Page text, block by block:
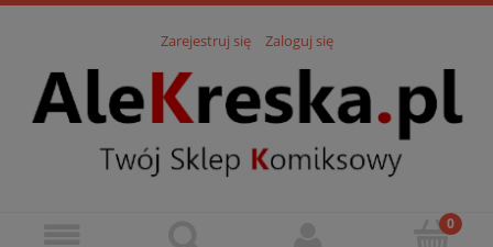
Zarejestruj się Zaloguj się